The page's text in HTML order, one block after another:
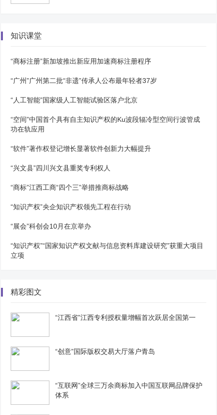
知识课堂
“商标注册”新加坡推出新应用加速商标注册程序
“广州”广州第二批“非遗”传承人公布最年轻者37岁
“人工智能”国家级人工智能试验区落户北京
“空间”中国首个具有自主知识产权的Ku波段辐冷型空间行波管成
功在轨应用
“软件”著作权登记增长显著软件创新力大幅提升
“兴文县”四川兴文县重奖专利权人
“商标”江西工商“四个三”举措推商标战略
“知识产权”央企知识产权领先工程在行动
“展会”科创会10月在京举办
“知识产权”“国家知识产权文献与信息资料库建设研究”获重大项目
立项
精彩图文
“江西省”江西专利授权量增幅首次跃居全国第一
“创意”国际版权交易大厅落户青岛
“互联网”全球三万余商标加入中国互联网品牌保护
体系